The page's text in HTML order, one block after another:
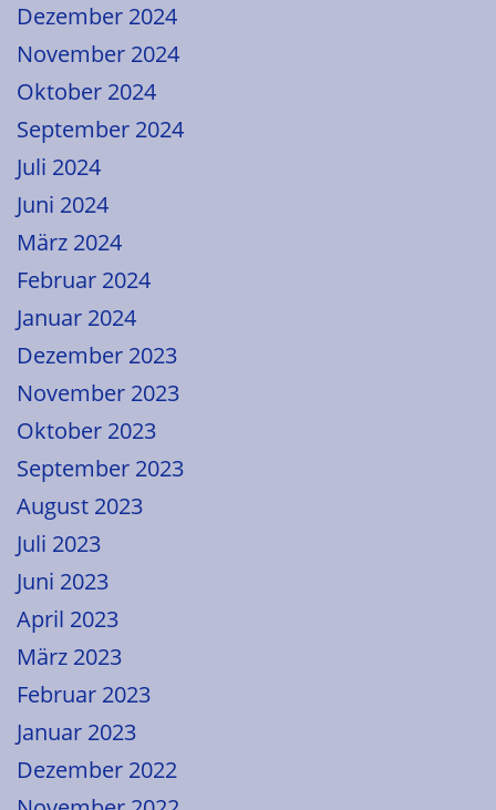
Dezember 2024
November 2024
Oktober 2024
September 2024
Juli 2024
Juni 2024
März 2024
Februar 2024
Januar 2024
Dezember 2023
November 2023
Oktober 2023
September 2023
August 2023
Juli 2023
Juni 2023
April 2023
März 2023
Februar 2023
Januar 2023
Dezember 2022